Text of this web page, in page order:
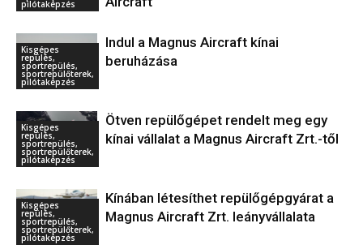
pilótaképzés
Kisgépes
repülés,
sportrepülés,
sportrepülőterek,
pilótaképzés
Indul a Magnus Aircraft kínai
beruházása
Kisgépes
repülés,
sportrepülés,
sportrepülőterek,
pilótaképzés
Ötven repülőgépet rendelt meg egy
kínai vállalat a Magnus Aircraft Zrt.-től
Kisgépes
repülés,
sportrepülés,
sportrepülőterek,
pilótaképzés
Kínában létesíthet repülőgépgyárat a
Magnus Aircraft Zrt. leányvállalata